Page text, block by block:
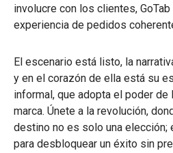
involucre con los clientes, GoTab
experiencia de pedidos
El escenario está listo, la
y en el corazón de ella está su
informal, que adopta el poder
marca. Únete a la revolución,
destino no es solo una elección;
para desbloquear un éxito sin